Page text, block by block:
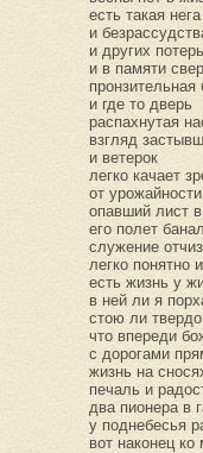
есть такая нега
и
и других потерь
и в памяти
пронзительная
и где то дверь
распахнутая
взгляд
и ветерок
легко качает
от
опавший лист
его полет
служение
легко понятно
есть жизнь у
в ней ли я
стою ли
что впереди
с дорогами
жизнь на
печаль и
два пионера в
у поднебесья
вот наконец